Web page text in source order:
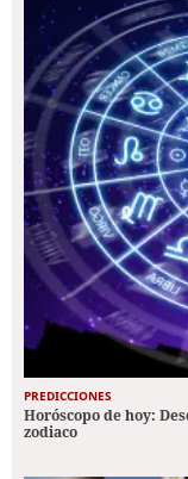
PREDICCIONES
Horóscopo de hoy:
zodiaco